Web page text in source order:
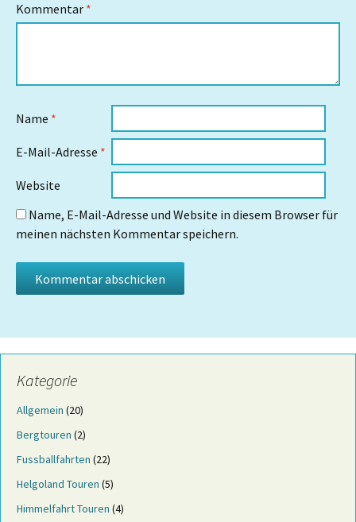
Kommentar *
Name *
E-Mail-Adresse *
Website
Name, E-Mail-Adresse und Website in diesem Browser für
meinen nächsten Kommentar speichern.
Kategorie
Allgemein (20)
Bergtouren (2)
Fussballfahrten (22)
Helgoland Touren (5)
Himmelfahrt Touren (4)